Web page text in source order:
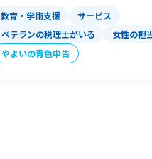
教育・学術支援 サービス
ベテランの税理士がいる 女性の担
やよいの青色申告